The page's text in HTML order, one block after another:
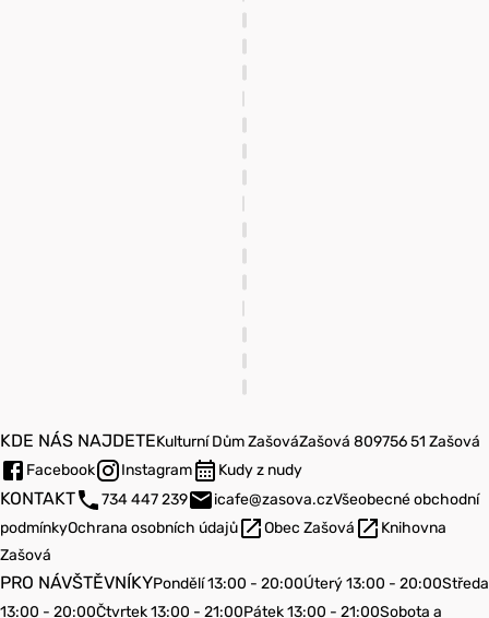
KDE NÁS NAJDETEKulturní Dům ZašováZašová 809756 51 Zašová
Facebook
Instagram Kudy z nudy
KONTAKT 734 447 239 icafe@zasova.czVšeobecné obchodní
podmínkyOchrana osobních údajů Obec Zašová
Knihovna
Zašová
PRO NÁVŠTĚVNÍKYPondělí 13:00 - 20:00Úterý 13:00 - 20:00Středa
13:00 - 20:00Čtvrtek 13:00 - 21:00Pátek 13:00 - 21:00Sobota a